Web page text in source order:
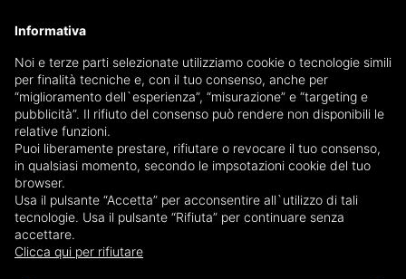
Receive a copy of the newspaper by mail
Choose newspaper
2 results for
Olcenengo
Informativa
Noi e terze parti selezionate utilizziamo cookie o tecnologie simili
per finalità tecniche e, con il tuo consenso, anche per
“miglioramento dell`esperienza”, “misurazione” e “targeting e
pubblicità”. Il rifiuto del consenso può rendere non disponibili le
relative funzioni.
Puoi liberamente prestare, rifiutare o revocare il tuo consenso,
in qualsiasi momento, secondo le impsotazioni cookie del tuo
browser.
Usa il pulsante “Accetta” per acconsentire all`utilizzo di tali
tecnologie. Usa il pulsante “Rifiuta” per continuare senza
accettare.
Clicca qui per rifiutare